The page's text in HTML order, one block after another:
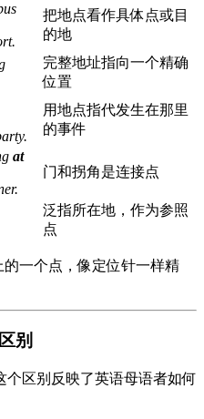
把地点看作具体点或目
的地
完整地址指向一个精确
位置
用地点指代发生在那里
的事件
at
门和拐角是连接点
泛指所在地，作为参照
点
一个点，像定位针一样精
别
区别反映了英语母语者如何